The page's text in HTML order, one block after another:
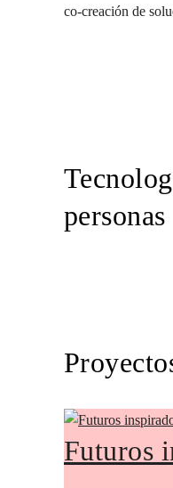
co-creación de
personas
Futuros